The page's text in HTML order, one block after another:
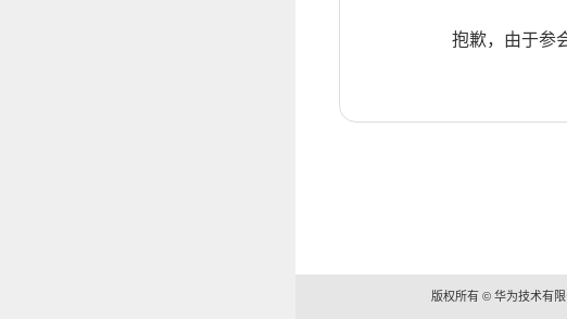
抱歉，由于参
版权所有 © 华为技术有